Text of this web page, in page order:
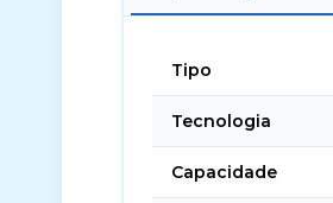
Tipo
Tecnologia
Capacidade